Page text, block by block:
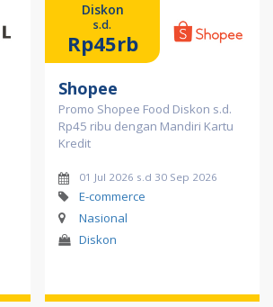
Diskon
s.d.
Rp45rb
Shopee
Promo Shopee Food Diskon s.d.
Rp45 ribu dengan Mandiri Kartu
Kredit
01 Jul 2026 s.d 30 Sep 2026
E-commerce
Nasional
Diskon